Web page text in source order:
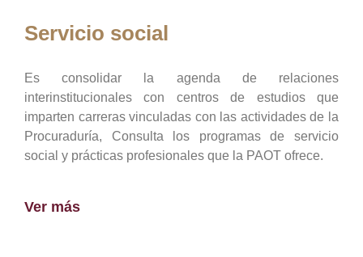
Servicio social
Es consolidar la agenda de relaciones
interinstitucionales con centros de estudios que
imparten carreras vinculadas con las actividades de la
Procuraduría, Consulta los programas de servicio
social y prácticas profesionales que la PAOT ofrece.
Ver más